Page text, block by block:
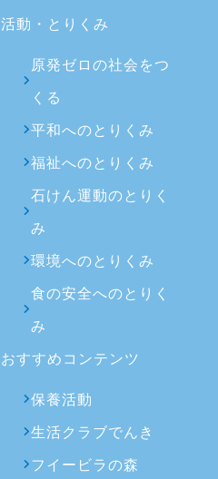
活動・とりくみ
原発ゼロの社会をつ
くる
平和へのとりくみ
福祉へのとりくみ
石けん運動のとりく
み
環境へのとりくみ
食の安全へのとりく
み
おすすめコンテンツ
保養活動
生活クラブでんき
フイービラの森